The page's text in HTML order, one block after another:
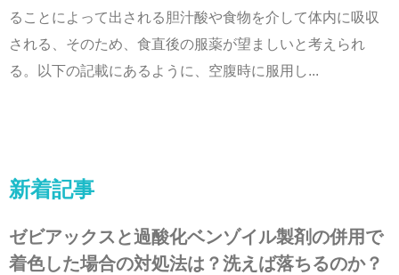
ることによって出される胆汁酸や食物を介して体内に吸収
される、そのため、食直後の服薬が望ましいと考えられ
る。以下の記載にあるように、空腹時に服用し...
新着記事
ゼビアックスと過酸化ベンゾイル製剤の併用で
着色した場合の対処法は？洗えば落ちるのか？